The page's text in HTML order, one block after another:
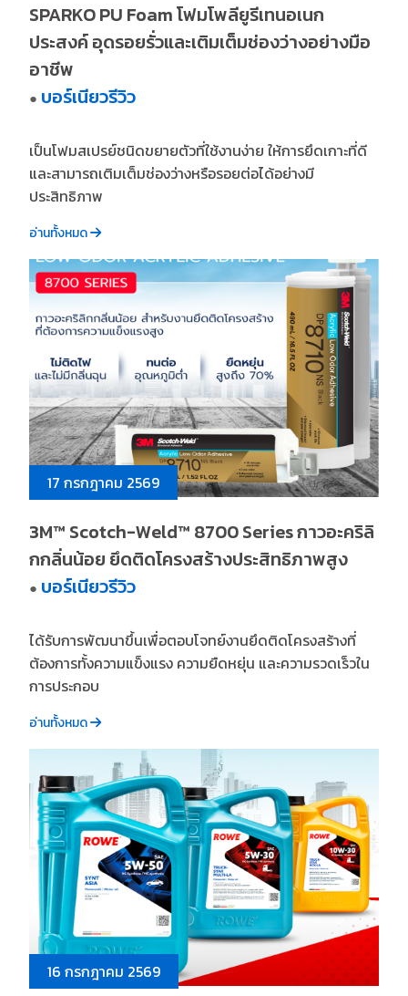
SPARKO PU Foam โฟมโพลียูรีเทนอเนก
ประสงค์ อุดรอยรั่วและเติมเต็มช่องว่างอย่างมือ
อาชีพ
● บอร์เนียวรีวิว
เป็นโฟมสเปรย์ชนิดขยายตัวที่ใช้งานง่าย ให้การยึดเกาะที่ดี
และสามารถเติมเต็มช่องว่างหรือรอยต่อได้อย่างมี
ประสิทธิภาพ
อ่านทั้งหมด
17 กรกฎาคม 2569
3M™ Scotch-Weld™ 8700 Series กาวอะคริลิ
กกลิ่นน้อย ยึดติดโครงสร้างประสิทธิภาพสูง
● บอร์เนียวรีวิว
ได้รับการพัฒนาขึ้นเพื่อตอบโจทย์งานยึดติดโครงสร้างที่
ต้องการทั้งความแข็งแรง ความยืดหยุ่น และความรวดเร็วใน
การประกอบ
อ่านทั้งหมด
16 กรกฎาคม 2569